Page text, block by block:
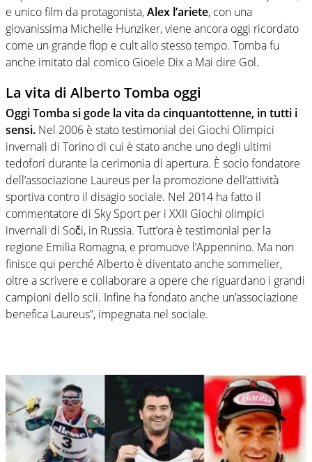
e unico film da protagonista,Alex l’ariete, con una
giovanissima Michelle Hunziker, viene ancora oggi ricordato
come un grande flop e cult allo stesso tempo. Tomba fu
anche imitato dal comico Gioele Dix a Mai dire Gol.
La vita di Alberto Tomba oggi
Oggi Tomba si gode la vita da cinquantottenne, in tutti i
sensi. Nel 2006 è stato testimonial dei Giochi Olimpici
invernali di Torino di cui è stato anche uno degli ultimi
tedofori durante la cerimonia di apertura. È socio fondatore
dell’associazione Laureus per la promozione dell’attività
sportiva contro il disagio sociale. Nel 2014 ha fatto il
commentatore di Sky Sport per i XXII Giochi olimpici
invernali di Soči, in Russia. Tutt’ora è testimonial per la
regione Emilia Romagna, e promuove l’Appennino. Ma non
finisce qui perché Alberto è diventato anche sommelier,
oltre a scrivere e collaborare a opere che riguardano i grandi
campioni dello scii. Infine ha fondato anche un’associazione
benefica Laureus”, impegnata nel sociale.